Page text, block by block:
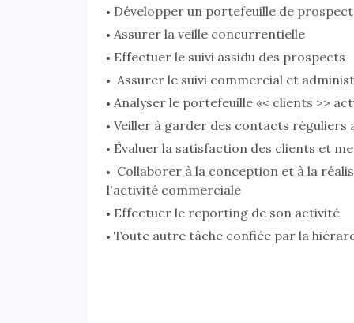
Développer un portefeuille de
Assurer la veille concurrentielle
Effectuer le suivi assidu des prospects
Assurer le suivi commercial et
Analyser le portefeuille «< clients >>
Veiller à garder des contacts réguliers
Évaluer la satisfaction des clients et
Collaborer à la conception et à la
l'activité commerciale
Effectuer le reporting de son activité
Toute autre tâche confiée par la